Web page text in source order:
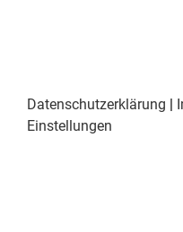
Datenschutzerklärung
Einstellungen